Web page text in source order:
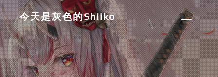
今天是灰色的Shiiko